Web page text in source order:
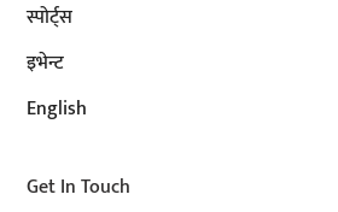
स्पोर्ट्स
इभेन्ट
English
Get In Touch